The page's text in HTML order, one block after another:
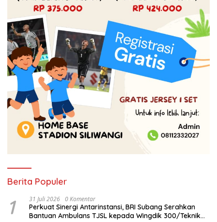
Berita Populer
1 31 Juli 2026 0 Komentar
Perkuat Sinergi Antarinstansi, BRI Subang Serahkan
Bantuan Ambulans TJSL kepada Wingdik 300/Teknik